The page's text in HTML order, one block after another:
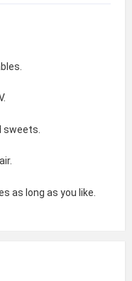
sweets.
as long as you like.